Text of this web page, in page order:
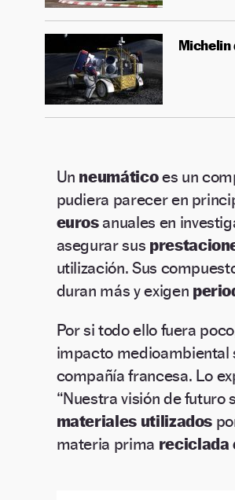
Michelin
Un neumáticoes un
pudiera parecer en
eurosanuales en
asegurar sus
utilización. Sus
duran más y exigen
Por si todo ello fuera
impacto medioambiental
compañía francesa. Lo
“Nuestra visión de futuro
materiales utilizados
materia prima reciclada